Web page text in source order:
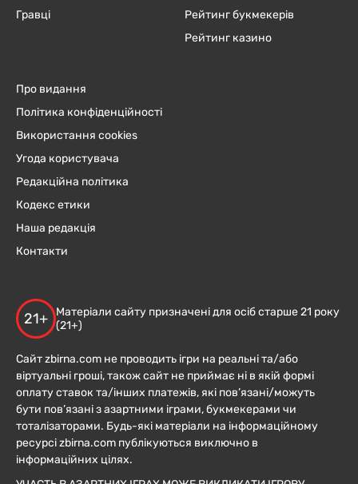
Гравці
Рейтинг букмекерів
Рейтинг казино
Про видання
Політика конфіденційності
Використання cookies
Угода користувача
Редакційна політика
Кодекс етики
Наша редакція
Контакти
21+
Матеріали сайту призначені для осіб старше 21 року
(21+)
Сайт zbirna.com не проводить ігри на реальні та/або
віртуальні гроші, також сайт не приймає ні в якій формі
оплату ставок та/інших платежів, які пов’язані/можуть
бути пов’язані з азартними іграми, букмекерами чи
тоталізаторами. Будь-які матеріали на інформаційному
ресурсі zbirna.com публікуються виключно в
інформаційних цілях.